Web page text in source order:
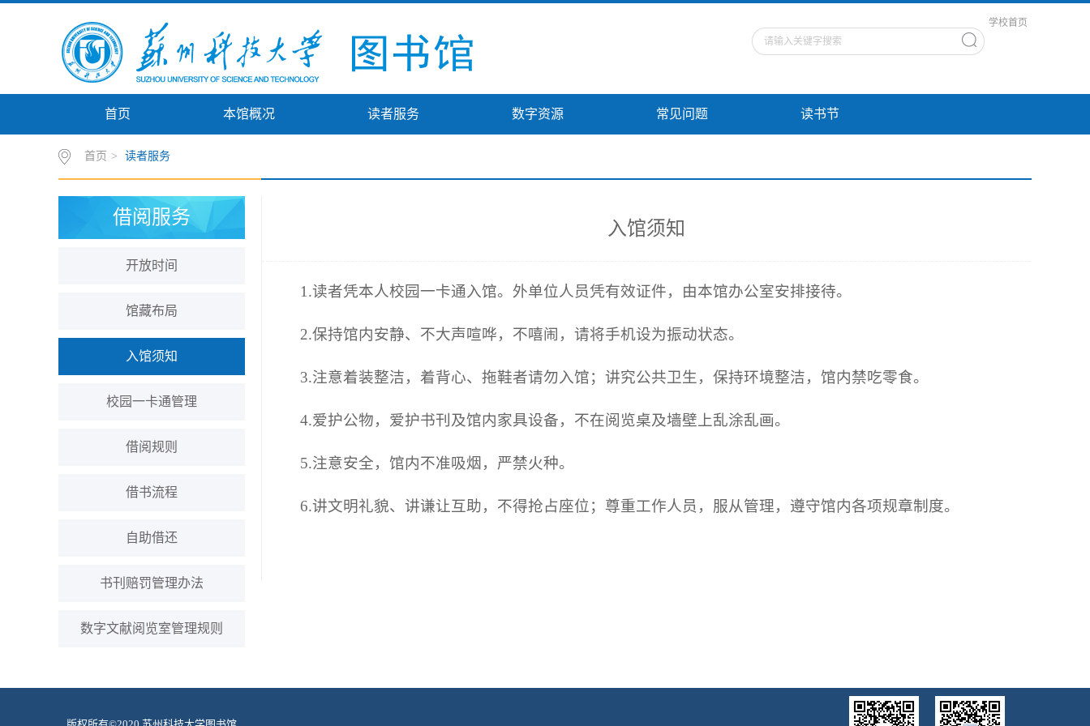
学校首页
首页 本馆概况 读者服务 数字资源 常见问题 读书节
首页 > 读者服务
借阅服务
开放时间
馆藏布局
入馆须知
校园一卡通管理
借阅规则
借书流程
自助借还
书刊赔罚管理办法
数字文献阅览室管理规则
入馆须知
1.读者凭本人校园一卡通入馆。外单位人员凭有效证件，由本馆办公室安排接待。
2.保持馆内安静、不大声喧哗，不嘻闹，请将手机设为振动状态。
3.注意着装整洁，着背心、拖鞋者请勿入馆；讲究公共卫生，保持环境整洁，馆内禁吃零食。
4.爱护公物，爱护书刊及馆内家具设备，不在阅览桌及墙壁上乱涂乱画。
5.注意安全，馆内不准吸烟，严禁火种。
6.讲文明礼貌、讲谦让互助，不得抢占座位；尊重工作人员，服从管理，遵守馆内各项规章制度。